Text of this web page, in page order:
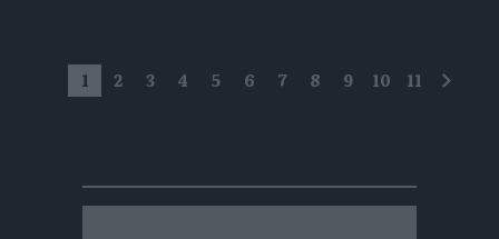
1 2 3 4 5 6 7 8 9 10 11